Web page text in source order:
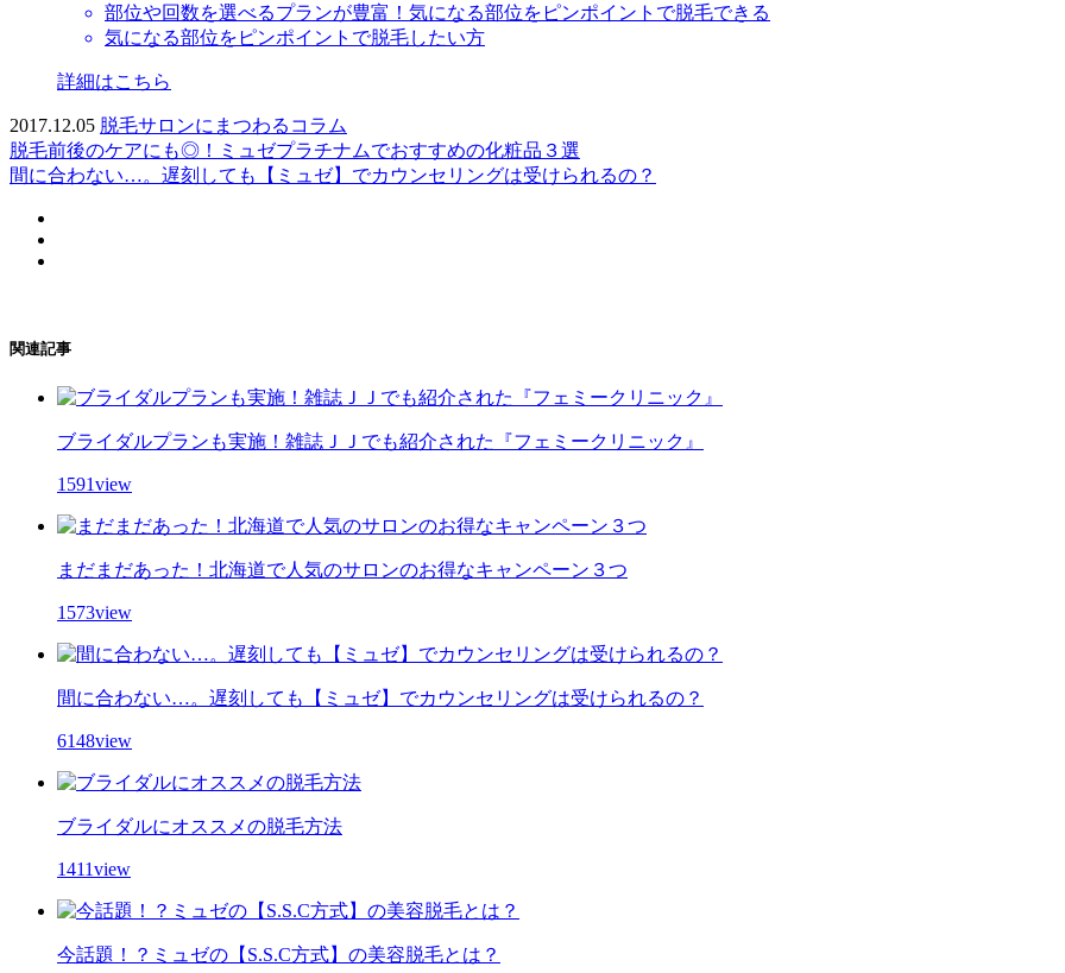
部位や回数を選べるプランが豊富！気になる部位をピンポイントで脱毛できる
気になる部位をピンポイントで脱毛したい方
詳細はこちら
2017.12.05 脱毛サロンにまつわるコラム
脱毛前後のケアにも◎！ミュゼプラチナムでおすすめの化粧品３選
間に合わない…。遅刻しても【ミュゼ】でカウンセリングは受けられるの？
関連記事
ブライダルプランも実施！雑誌ＪＪでも紹介された『フェミークリニック』
1591view
まだまだあった！北海道で人気のサロンのお得なキャンペーン３つ
1573view
間に合わない…。遅刻しても【ミュゼ】でカウンセリングは受けられるの？
6148view
ブライダルにオススメの脱毛方法
1411view
今話題！？ミュゼの【S.S.C方式】の美容脱毛とは？